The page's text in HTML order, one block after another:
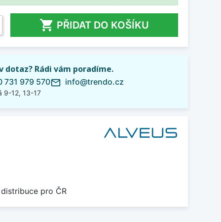
 PŘIDAT DO KOŠÍKU
dotaz? Rádi vám poradíme.
731 979 570
9-12, 13-17
mail_outline info@trendo.cz
pro ČR